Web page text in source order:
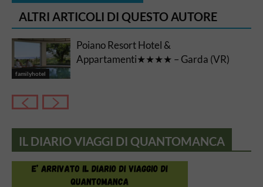
ALTRI ARTICOLI DI QUESTO AUTORE
familyhotel
Poiano Resort Hotel &
Appartamenti★★★★ – Garda (VR)
IL DIARIO VIAGGI DI QUANTOMANCA